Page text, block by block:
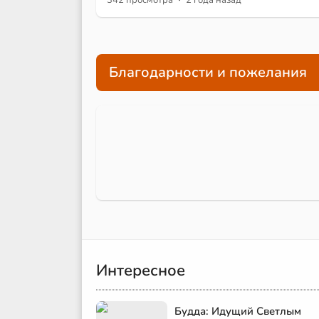
Благодарности и пожелания
Интересное
Будда: Идущий Светлым